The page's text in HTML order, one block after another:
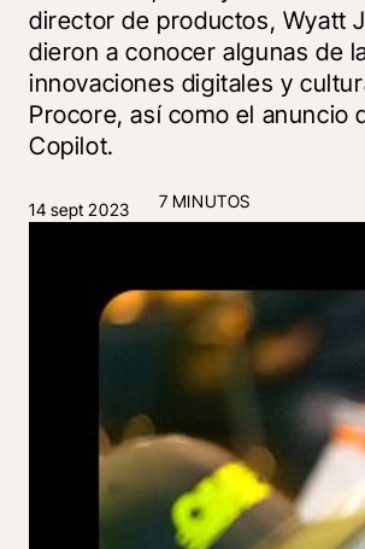
director de productos, Wyatt
dieron a conocer algunas de
innovaciones digitales y
Procore, así como el anuncio
Copilot.
14 sept 2023 7 MINUTOS